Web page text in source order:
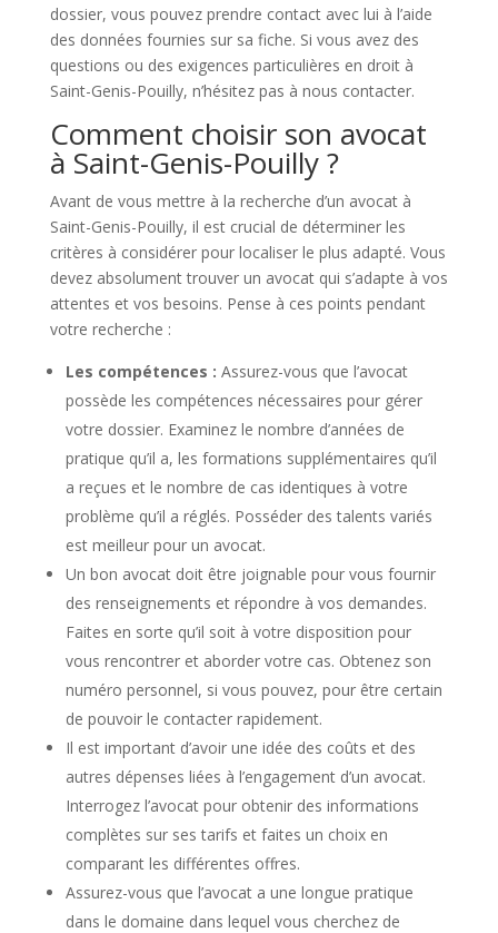
dossier, vous pouvez prendre contact avec lui à l’aide
des données fournies sur sa fiche. Si vous avez des
questions ou des exigences particulières en droit à
Saint-Genis-Pouilly, n’hésitez pas à nous contacter.
Comment choisir son avocat
à Saint-Genis-Pouilly ?
Avant de vous mettre à la recherche d’un avocat à
Saint-Genis-Pouilly, il est crucial de déterminer les
critères à considérer pour localiser le plus adapté. Vous
devez absolument trouver un avocat qui s’adapte à vos
attentes et vos besoins. Pense à ces points pendant
votre recherche :
Les compétences : Assurez-vous que l’avocat
possède les compétences nécessaires pour gérer
votre dossier. Examinez le nombre d’années de
pratique qu’il a, les formations supplémentaires qu’il
a reçues et le nombre de cas identiques à votre
problème qu’il a réglés. Posséder des talents variés
est meilleur pour un avocat.
Un bon avocat doit être joignable pour vous fournir
des renseignements et répondre à vos demandes.
Faites en sorte qu’il soit à votre disposition pour
vous rencontrer et aborder votre cas. Obtenez son
numéro personnel, si vous pouvez, pour être certain
de pouvoir le contacter rapidement.
Il est important d’avoir une idée des coûts et des
autres dépenses liées à l’engagement d’un avocat.
Interrogez l’avocat pour obtenir des informations
complètes sur ses tarifs et faites un choix en
comparant les différentes offres.
Assurez-vous que l’avocat a une longue pratique
dans le domaine dans lequel vous cherchez de